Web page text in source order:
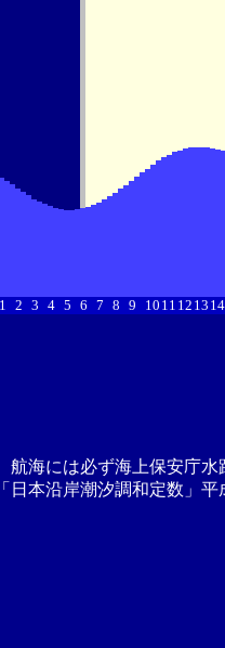
1 2 3 4 5 6 7 8 9 10 11 12 13 14
海には必ず海上保安庁水
本沿岸潮汐調和定数」平